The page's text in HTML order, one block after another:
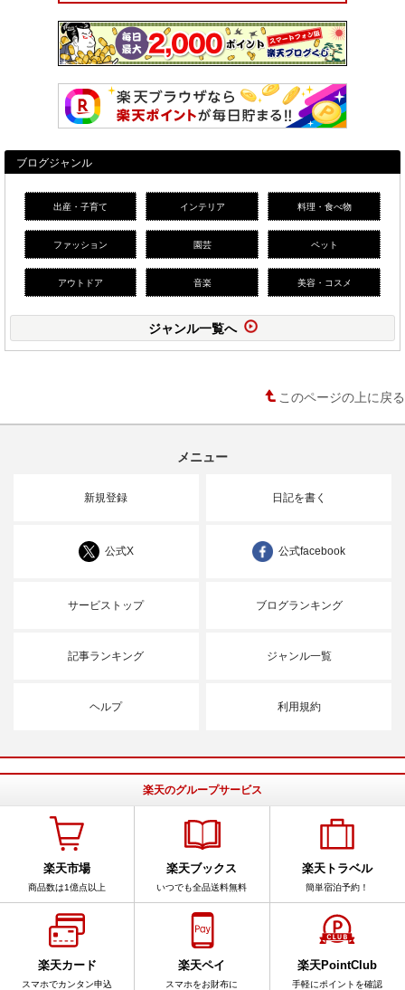
ブログジャンル
出産・子育て インテリア 料理・食べ物
ファッション 園芸 ペット
アウトドア 音楽 美容・コスメ
ジャンル一覧へ
このページの上に戻る
メニュー
新規登録 日記を書く
公式X 公式facebook
サービストップ ブログランキング
記事ランキング ジャンル一覧
ヘルプ 利用規約
楽天のグループサービス
楽天市場
商品数は1億点以上
楽天ブックス
いつでも全品送料無料
楽天トラベル
簡単宿泊予約！
楽天カード
スマホでカンタン申込
楽天ペイ
スマホをお財布に
楽天PointClub
手軽にポイントを確認